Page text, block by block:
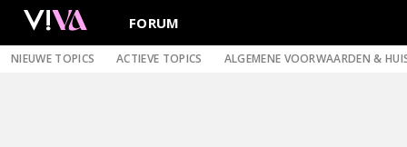
FORUM
NIEUWE TOPICS ACTIEVE TOPICS ALGEMENE VOORWAARDEN &